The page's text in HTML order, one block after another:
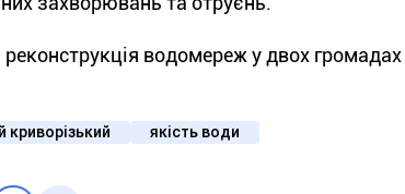
водомереж у двох громадах
криворізький якість води